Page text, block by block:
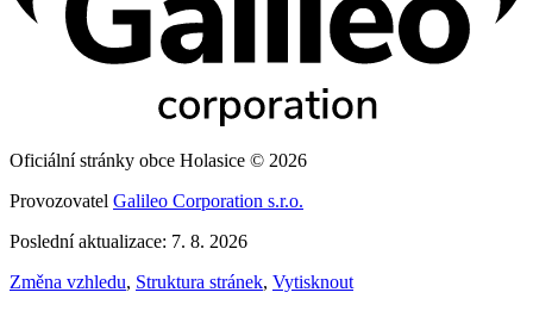
Oficiální stránky obce Holasice © 2026
Provozovatel Galileo Corporation s.r.o.
Poslední aktualizace: 7. 8. 2026
Změna vzhledu, Struktura stránek, Vytisknout